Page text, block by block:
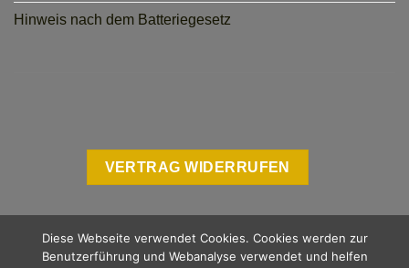
Hinweis nach dem Batteriegesetz
VERTRAG WIDERRUFEN
Diese Webseite verwendet Cookies. Cookies werden zur
Benutzerführung und Webanalyse verwendet und helfen